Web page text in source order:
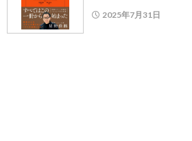
2025年7月31日